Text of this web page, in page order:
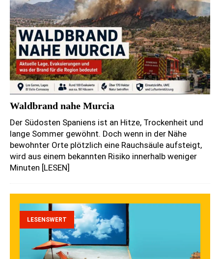
Waldbrand nahe Murcia
Der Südosten Spaniens ist an Hitze, Trockenheit und
lange Sommer gewöhnt. Doch wenn in der Nähe
bewohnter Orte plötzlich eine Rauchsäule aufsteigt,
wird aus einem bekannten Risiko innerhalb weniger
Minuten [LESEN]
LESENSWERT